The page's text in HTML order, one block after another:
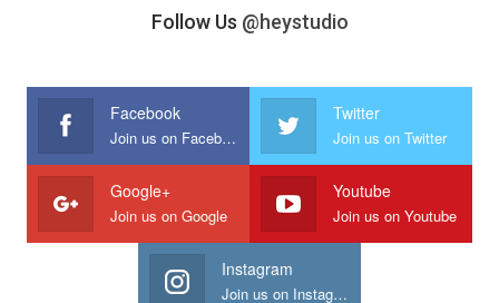
Follow Us @heystudio
Facebook
Join us on Facebook
Twitter
Join us on Twitter
Google+
Join us on Google
Youtube
Join us on Youtube
Instagram
Join us on Instagram